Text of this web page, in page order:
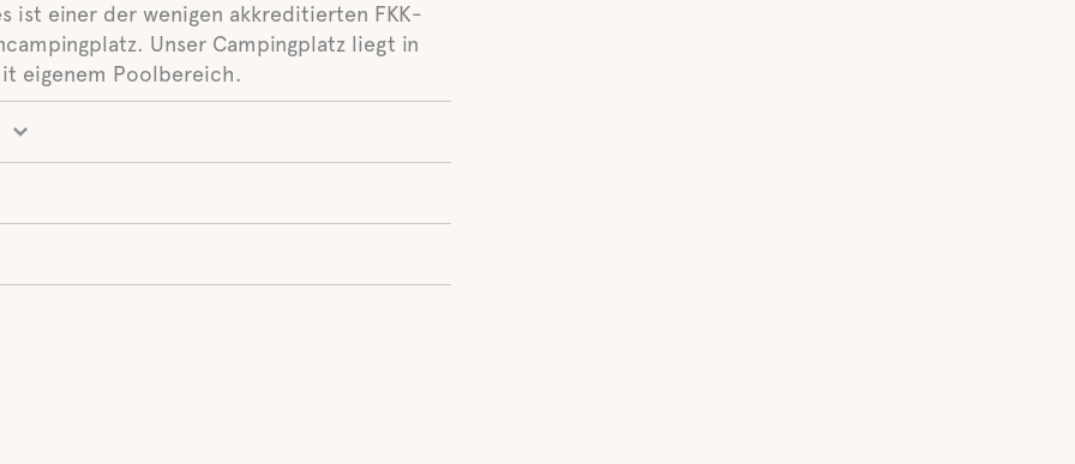
ist einer der wenigen akkreditierten FKK-
Unser Campingplatz liegt in
eigenem Poolbereich.